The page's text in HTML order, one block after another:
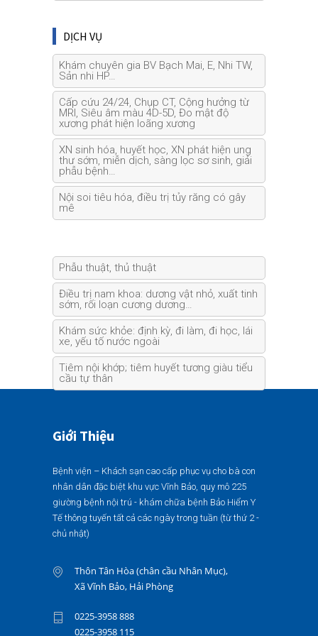
DỊCH VỤ
Khám chuyên gia BV Bạch Mai, E, Nhi TW,
Sản nhi HP…
Cấp cứu 24/24, Chụp CT, Cộng hưởng từ
MRI, Siêu âm màu 4D-5D, Đo mật độ
xương phát hiện loãng xương
XN sinh hóa, huyết học, XN phát hiện ung
thư sớm, miễn dịch, sàng lọc sơ sinh, giải
phẫu bệnh…
Nội soi tiêu hóa, điều trị tủy răng có gây
mê
Phẫu thuật, thủ thuật
Điều trị nam khoa: dương vật nhỏ, xuất tinh
sớm, rối loạn cương dương…
Khám sức khỏe: định kỳ, đi làm, đi học, lái
xe, yếu tố nước ngoài
Tiêm nội khớp; tiêm huyết tương giàu tiểu
cầu tự thân
Giới Thiệu
Bệnh viện – Khách sạn cao cấp phục vụ cho bà con
nhân dân đặc biệt khu vực Vĩnh Bảo, quy mô 225
giường bệnh nội trú - khám chữa bệnh Bảo Hiểm Y
Tế thông tuyến tất cả các ngày trong tuần (từ thứ 2 -
chủ nhật)
Thôn Tân Hòa (chân cầu Nhân Mục),
Xã Vĩnh Bảo, Hải Phòng
0225-3958 888
0225-3958 115